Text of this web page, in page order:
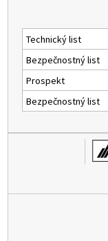
Technický list
Bezpečnostný list
Prospekt
Bezpečnostný list